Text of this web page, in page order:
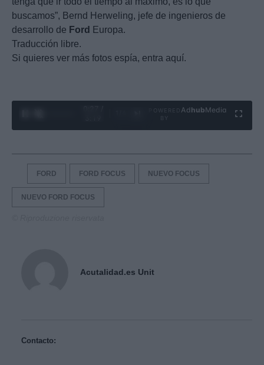
buscamos”, Bernd Herweling, jefe de ingenieros de
desarrollo de Ford Europa.
Traducción libre.
Si quieres ver más fotos espía, entra aquí.
Ad hubMedia
FORD FORD FOCUS NUEVO FOCUS
NUEVO FORD FOCUS
Acutalidad.es Unit
Contacto: